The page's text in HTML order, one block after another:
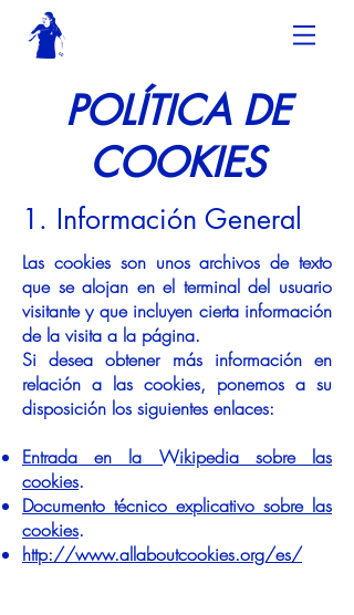
POLÍTICA DE
COOKIES
1. Información General
Las cookies son unos archivos de texto
que se alojan en el terminal del usuario
visitante y que incluyen cierta información
de la visita a la página.
Si desea obtener más información en
relación a las cookies, ponemos a su
disposición los siguientes enlaces:
Entrada en la Wikipedia sobre las
cookies.
Documento técnico explicativo sobre las
cookies.
http://www.allaboutcookies.org/es/